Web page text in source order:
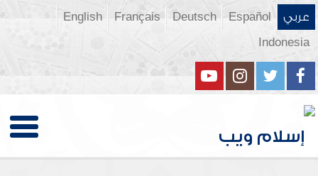
عربي Español
Deutsch
Français
English
Indonesia